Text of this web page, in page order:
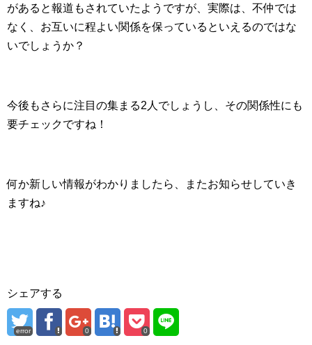
があると報道もされていたようですが、実際は、不仲では
なく、お互いに程よい関係を保っているといえるのではな
いでしょうか？
今後もさらに注目の集まる2人でしょうし、その関係性にも
要チェックですね！
何か新しい情報がわかりましたら、またお知らせしていき
ますね♪
シェアする
error 0 0